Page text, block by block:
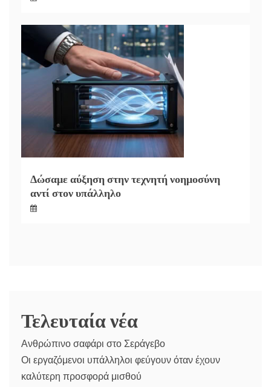
Δώσαμε αύξηση στην τεχνητή νοημοσύνη
αντί στον υπάλληλο
Τελευταία νέα
Ανθρώπινο σαφάρι στο Σεράγεβο
Οι εργαζόμενοι υπάλληλοι φεύγουν όταν έχουν
καλύτερη προσφορά μισθού